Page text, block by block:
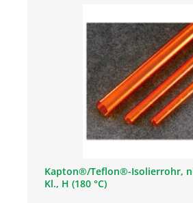
Kapton®/Teflon®-Isolierrohr,
Kl., H (180 °C)